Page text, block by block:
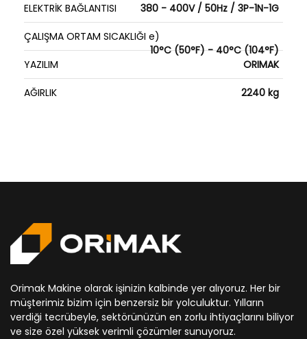
ELEKTRİK BAĞLANTISI 380 - 400V / 50Hz / 3P-1N-1G
ÇALIŞMA ORTAM SICAKLIĞI e)
10°C (50°F) - 40°C (104°F)
YAZILIM
ORIMAK
AĞIRLIK 2240 kg
Orimak Makine olarak işinizin kalbinde yer alıyoruz. Her bir
müşterimiz bizim için benzersiz bir yolculuktur. Yılların
verdiği tecrübeyle, sektörünüzün en zorlu ihtiyaçlarını biliyor
ve size özel yüksek verimli çözümler sunuyoruz.